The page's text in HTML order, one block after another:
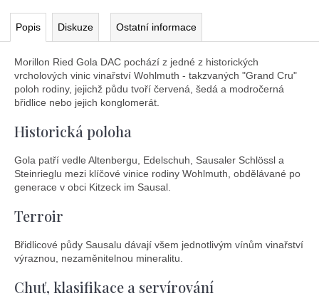
Popis Diskuze Ostatní informace
Morillon Ried Gola DAC pochází z jedné z historických
vrcholových vinic vinařství Wohlmuth - takzvaných "Grand Cru"
poloh rodiny, jejichž půdu tvoří červená, šedá a modročerná
břidlice nebo jejich konglomerát.
Historická poloha
Gola patří vedle Altenbergu, Edelschuh, Sausaler Schlössl a
Steinrieglu mezi klíčové vinice rodiny Wohlmuth, obdělávané po
generace v obci Kitzeck im Sausal.
Terroir
Břidlicové půdy Sausalu dávají všem jednotlivým vínům vinařství
výraznou, nezaměnitelnou mineralitu.
Chuť, klasifikace a servírování